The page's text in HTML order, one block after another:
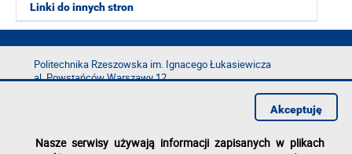
Linki do innych stron
Politechnika Rzeszowska im. Ignacego Łukasiewicza
al. Powstańców Warszawy 12
e-mail:kancelaria@prz.edu.pl
Nasze serwisy używają informacji zapisanych w plikach
Akceptuję